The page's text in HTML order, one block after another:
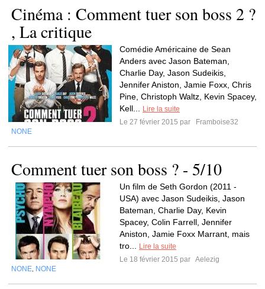
Cinéma : Comment tuer son boss 2 ?
, La critique
Comédie Américaine de Sean
Anders avec Jason Bateman,
Charlie Day, Jason Sudeikis,
Jennifer Aniston, Jamie Foxx, Chris
Pine, Christoph Waltz, Kevin Spacey,
Kell...
Lire la suite
Le 27 février 2015 par
Framboise32
NONE
Comment tuer son boss ? - 5/10
Un film de Seth Gordon (2011 -
USA) avec Jason Sudeikis, Jason
Bateman, Charlie Day, Kevin
Spacey, Colin Farrell, Jennifer
Aniston, Jamie Foxx Marrant, mais
tro...
Lire la suite
Le 18 février 2015 par Aelezig
NONE NONE